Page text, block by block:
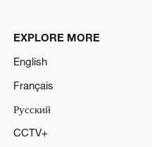
EXPLORE MORE
English
Français
Русский
CCTV+